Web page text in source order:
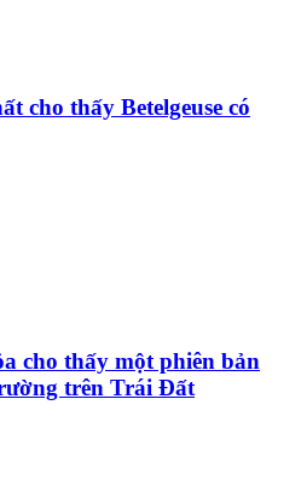
cho thấy Betelgeuse có
cho thấy một phiên bản
trên Trái Đất